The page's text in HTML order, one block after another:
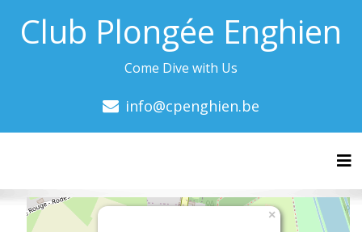
Club Plongée Enghien
Come Dive with Us
info@cpenghien.be
×